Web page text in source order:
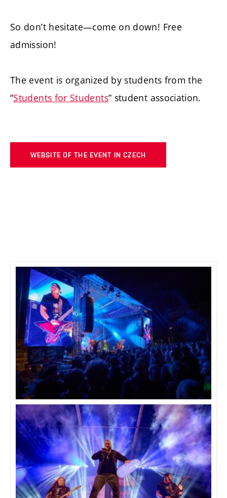
So don’t hesitate—come on down! Free
admission!
The event is organized by students from the
“Students for Students” student association.
WEBSITE OF THE EVENT IN CZECH